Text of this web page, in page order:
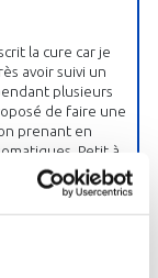
la cure car je
avoir suivi un
plusieurs
de faire une
prenant en
Petit à
les
plus lourds. La
de sortir des
un bon